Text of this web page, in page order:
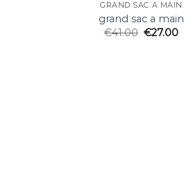
GRAND SAC A MAIN
grand sac a main
€41.00 €27.00